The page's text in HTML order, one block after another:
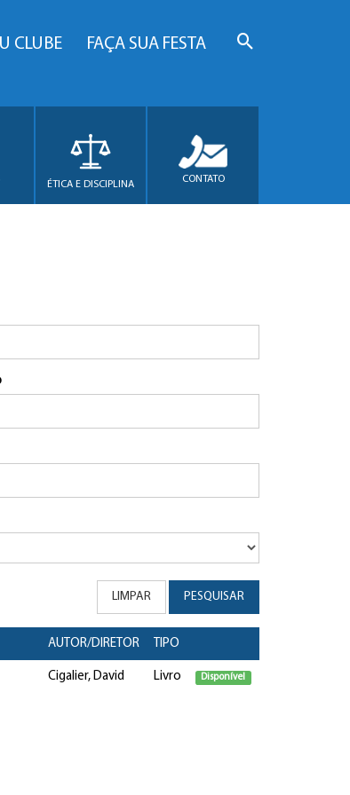
CLUBE FAÇA SUA FESTA
ÉTICA E DISCIPLINA CONTATO
LIMPAR PESQUISAR
AUTOR/DIRETOR TIPO
Cigalier, David Livro Disponível